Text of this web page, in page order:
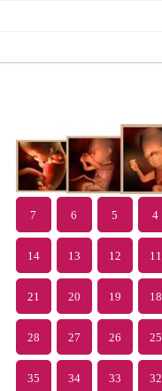
4
5
6
7
11
12
13
14
18
19
20
21
25
26
27
28
32
33
34
35